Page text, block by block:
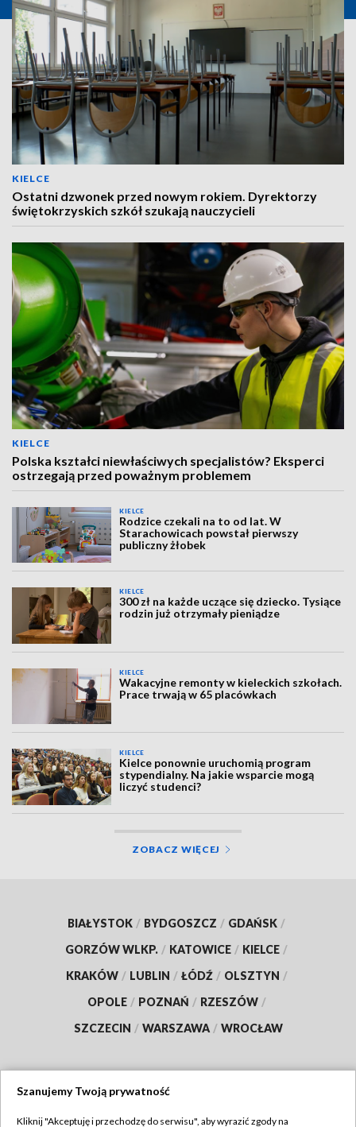
KIELCE
Ostatni dzwonek przed nowym rokiem. Dyrektorzy
świętokrzyskich szkół szukają nauczycieli
KIELCE
Polska kształci niewłaściwych specjalistów? Eksperci
ostrzegają przed poważnym problemem
KIELCE
Rodzice czekali na to od lat. W
Starachowicach powstał pierwszy
publiczny żłobek
KIELCE
300 zł na każde uczące się dziecko. Tysiące
rodzin już otrzymały pieniądze
KIELCE
Wakacyjne remonty w kieleckich szkołach.
Prace trwają w 65 placówkach
KIELCE
Kielce ponownie uruchomią program
stypendialny. Na jakie wsparcie mogą
liczyć studenci?
ZOBACZ WIĘCEJ
BIAŁYSTOK / BYDGOSZCZ / GDAŃSK /
GORZÓW WLKP. / KATOWICE / KIELCE /
KRAKÓW / LUBLIN / ŁÓDŹ / OLSZTYN /
OPOLE / POZNAŃ / RZESZÓW /
SZCZECIN / WARSZAWA / WROCŁAW
Szanujemy Twoją prywatność
Kliknij "Akceptuję i przechodzę do serwisu", aby wyrazić zgody na